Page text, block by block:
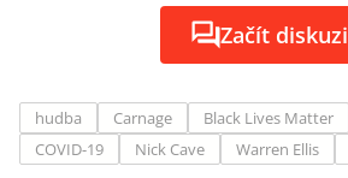
Začít diskuzi
hudba Carnage Black Lives Matter
COVID-19
Nick Cave Warren Ellis